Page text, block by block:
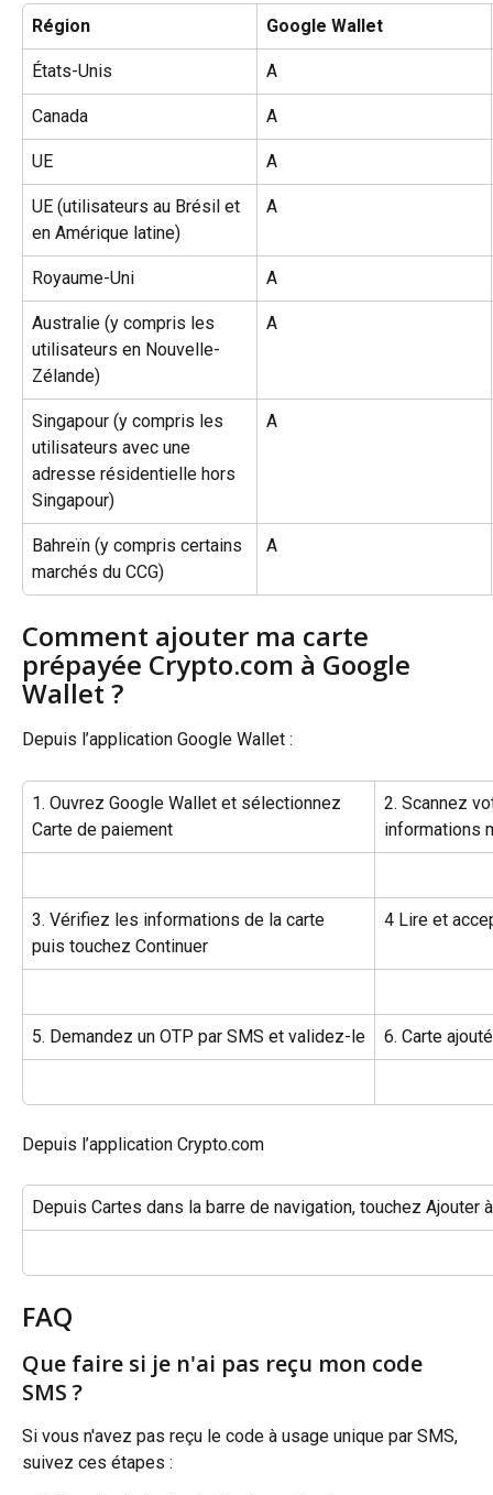
Région Google Wallet
États-Unis A
Canada A
UE A
UE (utilisateurs au Brésil et
en Amérique latine)
A
Royaume-Uni A
Australie (y compris les
utilisateurs en Nouvelle-
Zélande)
A
Singapour (y compris les
utilisateurs avec une
adresse résidentielle hors
Singapour)
A
Bahreïn (y compris certains
marchés du CCG)
A
Comment ajouter ma carte
prépayée Crypto.com à Google
Wallet ?
Depuis l’application Google Wallet :
1. Ouvrez Google Wallet et sélectionnez
Carte de paiement
2. Scannez
informations
3. Vérifiez les informations de la carte
puis touchez Continuer
4 Lire et
5. Demandez un OTP par SMS et validez-le 6. Carte
Depuis l’application Crypto.com
Depuis Cartes dans la barre de navigation, touchez Ajouter
FAQ
Que faire si je n'ai pas reçu mon code
SMS ?
Si vous n'avez pas reçu le code à usage unique par SMS,
suivez ces étapes :